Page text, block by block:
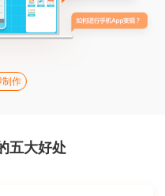
制作
五大好处